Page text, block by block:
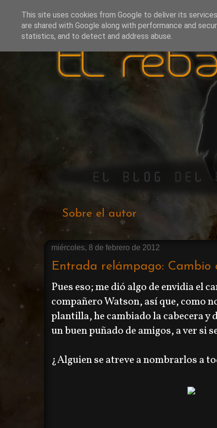
Sobre el autor
miércoles, 8 de febrero de 2012
Entrada relámpago: Cambio
Pues eso; me dió algo de envidia el
compañero Watson, así que, como
plantilla, he cambiado la cabecera y
un buen puñado de amigos, a ver si
¿Alguien se atreve a nombrarlos a
This site uses cookies from Google to deliver its
are shared with Google along with performance and
statistics, and to detect and address abuse.